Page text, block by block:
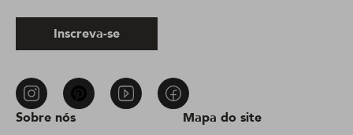
Sobre nós
Mapa do site
Inscreva-se